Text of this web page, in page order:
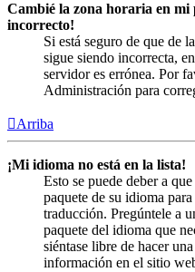
Cambié la zona horaria en mi
incorrecto!
Si está seguro de que de
sigue siendo incorrecta,
servidor es errónea. Por
Administración para
Arriba
¡Mi idioma no está en la lista!
Esto se puede deber a
paquete de su idioma
traducción. Pregúntele a
paquete del idioma que
siéntase libre de hacer
información en el sitio